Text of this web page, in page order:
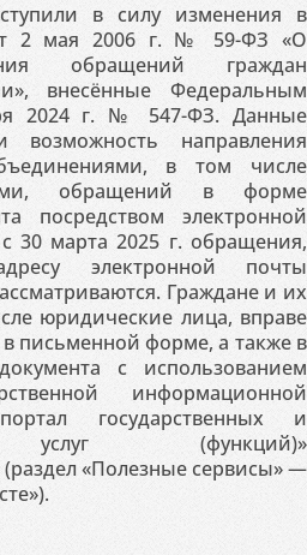
в силу изменения в
2 мая 2006 г. № 59-ФЗ «О
обращений граждан
внесённые Федеральным
2024 г. № 547-ФЗ. Данные
возможность направления
в том числе
обращений в форме
посредством электронной
30 марта 2025 г. обращения,
электронной почты
Граждане и их
юридические лица, вправе
письменной форме, а также в
с использованием
информационной
государственных и
услуг (функций)»
(раздел «Полезные сервисы» —